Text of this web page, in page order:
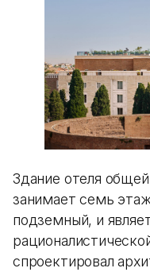
Здание отеля
занимает семь
подземный, и
спроектировал